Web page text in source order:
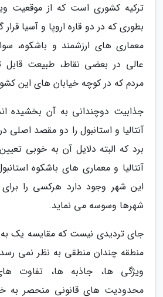
ترکیه کشوری است که از موقعیت
بطوری که در دو قاره اروپا و آسیا
معماری های ارزشمند و باشکوه،
عالی در بعضی نقاط، طبیعت
مردم که در کوچه خیابان های این
جذابیت دوچندانی به آن بخشیده
آنتالیا و استانبول را دو مقصد اصلی
برد که البته دلایل آن به خوبی
آنتالیا و معماری های باشکوه
این شهر وجود دارد هرکسی را برای
شهرها وسوسه می نماید.
جای تردیدی نیست که مقایسه یک
منطقه چندان منطقی به نظر نمی
ویژگی ها، جاذبه ها، تفاوت
محدودیت های قانونی منحصر به